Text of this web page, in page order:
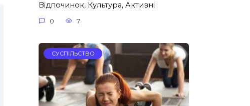
Відпочинок, Культура, Активні
0 7
СУСПІЛЬСТВО